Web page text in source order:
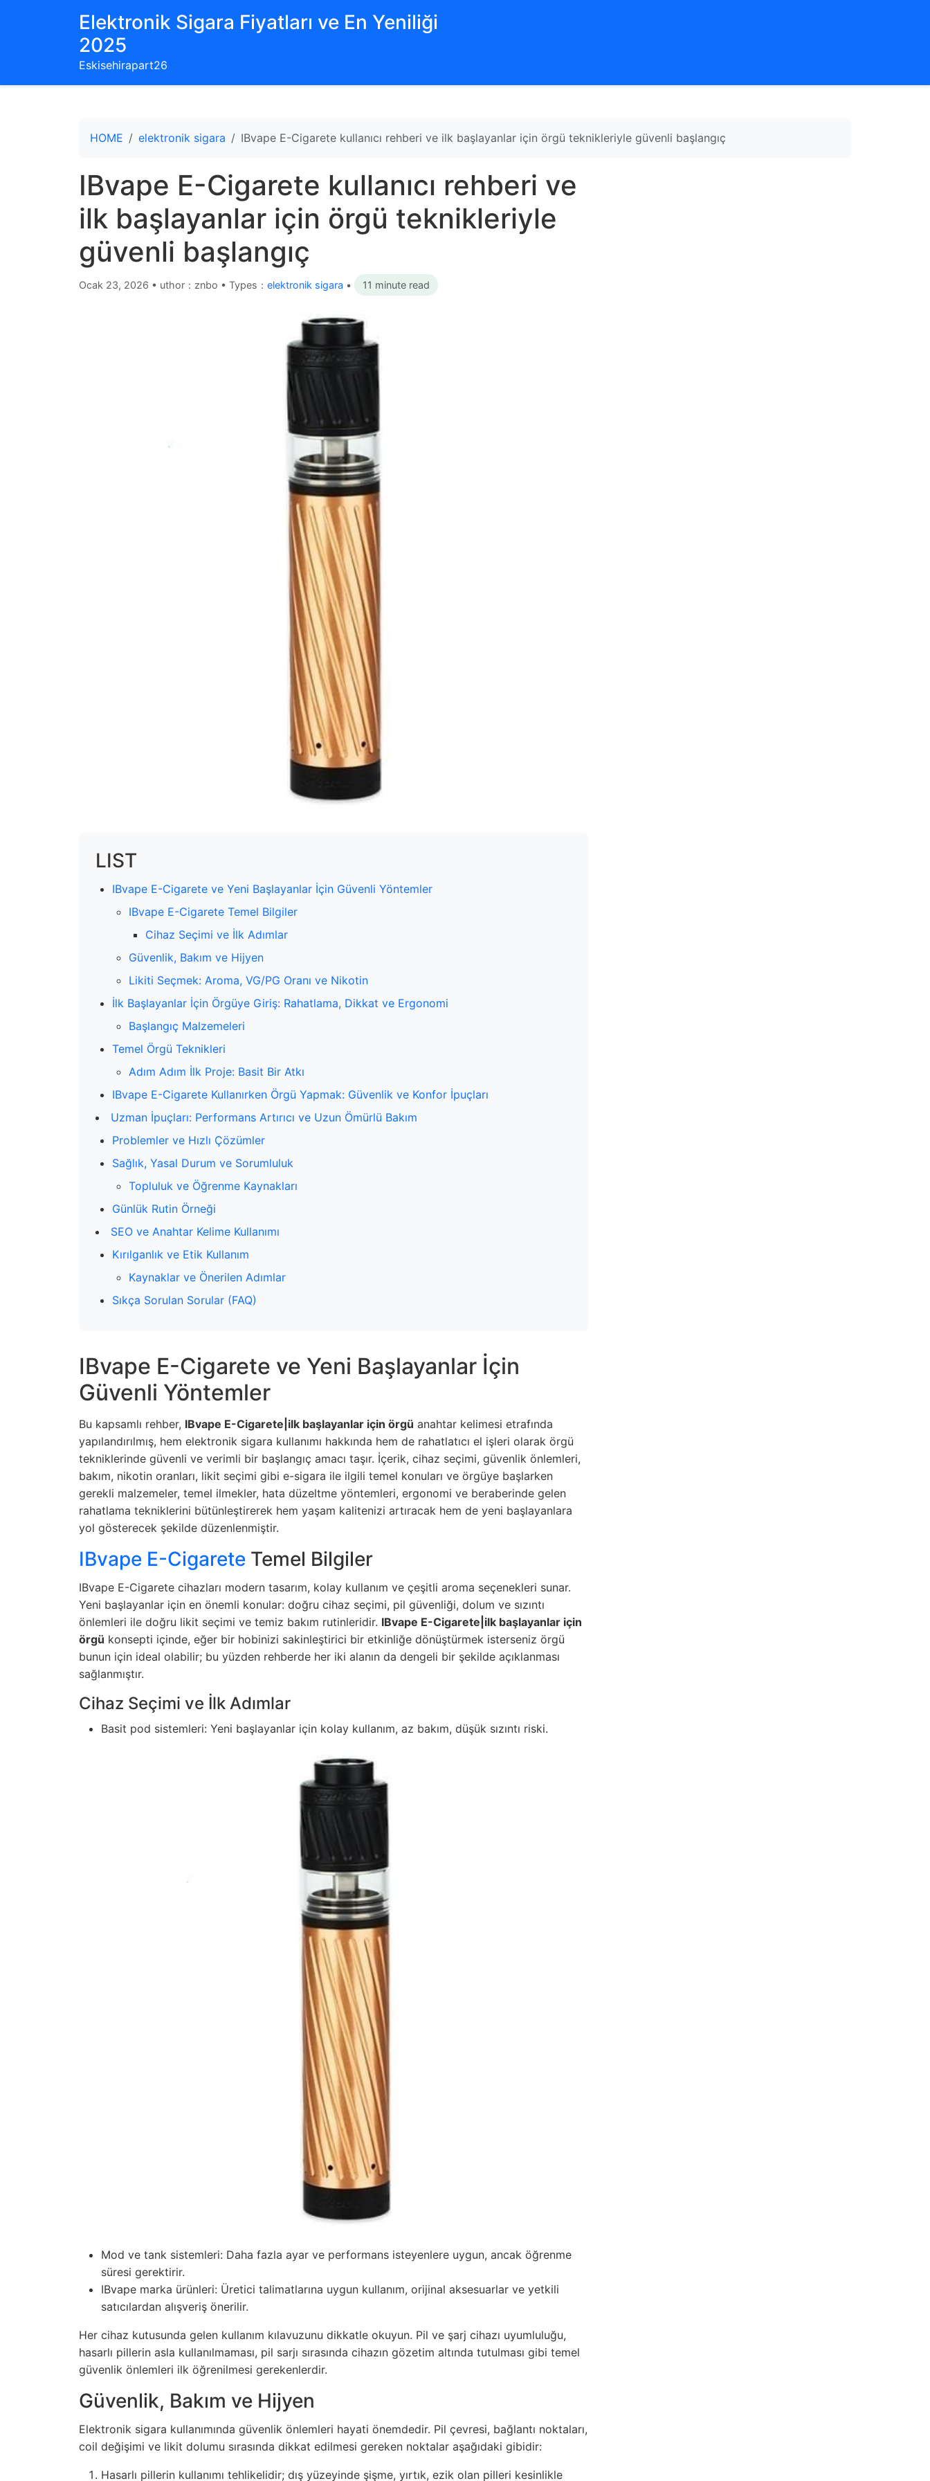
Elektronik Sigara Fiyatları ve En Yeniliği
2025
Eskisehirapart26
HOME elektronik sigara IBvape E-Cigarete kullanıcı rehberi ve ilk başlayanlar için örgü teknikleriyle güvenli başlangıç
IBvape E-Cigarete kullanıcı rehberi ve
ilk başlayanlar için örgü teknikleriyle
güvenli başlangıç
Ocak 23, 2026 • uthor：znbo • Types： elektronik sigara • 11 minute read
LIST
IBvape E-Cigarete ve Yeni Başlayanlar İçin Güvenli Yöntemler
IBvape E-Cigarete Temel Bilgiler
Cihaz Seçimi ve İlk Adımlar
Güvenlik, Bakım ve Hijyen
Likiti Seçmek: Aroma, VG/PG Oranı ve Nikotin
İlk Başlayanlar İçin Örgüye Giriş: Rahatlama, Dikkat ve Ergonomi
Başlangıç Malzemeleri
Temel Örgü Teknikleri
Adım Adım İlk Proje: Basit Bir Atkı
IBvape E-Cigarete Kullanırken Örgü Yapmak: Güvenlik ve Konfor İpuçları
Uzman İpuçları: Performans Artırıcı ve Uzun Ömürlü Bakım
Problemler ve Hızlı Çözümler
Sağlık, Yasal Durum ve Sorumluluk
Topluluk ve Öğrenme Kaynakları
Günlük Rutin Örneği
SEO ve Anahtar Kelime Kullanımı
Kırılganlık ve Etik Kullanım
Kaynaklar ve Önerilen Adımlar
Sıkça Sorulan Sorular (FAQ)
IBvape E-Cigarete ve Yeni Başlayanlar İçin
Güvenli Yöntemler
Bu kapsamlı rehber, IBvape E-Cigarete|ilk başlayanlar için örgü anahtar kelimesi etrafında
yapılandırılmış, hem elektronik sigara kullanımı hakkında hem de rahatlatıcı el işleri olarak örgü
tekniklerinde güvenli ve verimli bir başlangıç amacı taşır. İçerik, cihaz seçimi, güvenlik önlemleri,
bakım, nikotin oranları, likit seçimi gibi e-sigara ile ilgili temel konuları ve örgüye başlarken
gerekli malzemeler, temel ilmekler, hata düzeltme yöntemleri, ergonomi ve beraberinde gelen
rahatlama tekniklerini bütünleştirerek hem yaşam kalitenizi artıracak hem de yeni başlayanlara
yol gösterecek şekilde düzenlenmiştir.
IBvape E-Cigarete Temel Bilgiler
IBvape E-Cigarete cihazları modern tasarım, kolay kullanım ve çeşitli aroma seçenekleri sunar.
Yeni başlayanlar için en önemli konular: doğru cihaz seçimi, pil güvenliği, dolum ve sızıntı
önlemleri ile doğru likit seçimi ve temiz bakım rutinleridir. IBvape E-Cigarete|ilk başlayanlar için
örgü konsepti içinde, eğer bir hobinizi sakinleştirici bir etkinliğe dönüştürmek isterseniz örgü
bunun için ideal olabilir; bu yüzden rehberde her iki alanın da dengeli bir şekilde açıklanması
sağlanmıştır.
Cihaz Seçimi ve İlk Adımlar
Basit pod sistemleri: Yeni başlayanlar için kolay kullanım, az bakım, düşük sızıntı riski.
Mod ve tank sistemleri: Daha fazla ayar ve performans isteyenlere uygun, ancak öğrenme
süresi gerektirir.
IBvape marka ürünleri: Üretici talimatlarına uygun kullanım, orijinal aksesuarlar ve yetkili
satıcılardan alışveriş önerilir.
Her cihaz kutusunda gelen kullanım kılavuzunu dikkatle okuyun. Pil ve şarj cihazı uyumluluğu,
hasarlı pillerin asla kullanılmaması, pil sarjı sırasında cihazın gözetim altında tutulması gibi temel
güvenlik önlemleri ilk öğrenilmesi gerekenlerdir.
Güvenlik, Bakım ve Hijyen
Elektronik sigara kullanımında güvenlik önlemleri hayati önemdedir. Pil çevresi, bağlantı noktaları,
coil değişimi ve likit dolumu sırasında dikkat edilmesi gereken noktalar aşağıdaki gibidir:
Hasarlı pillerin kullanımı tehlikelidir; dış yüzeyinde şişme, yırtık, ezik olan pilleri kesinlikle